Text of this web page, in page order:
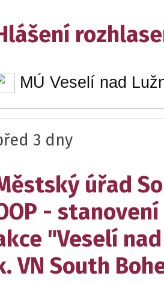
MÚ Veselí nad
3 dny
úřad
-
"Veselí
VN South